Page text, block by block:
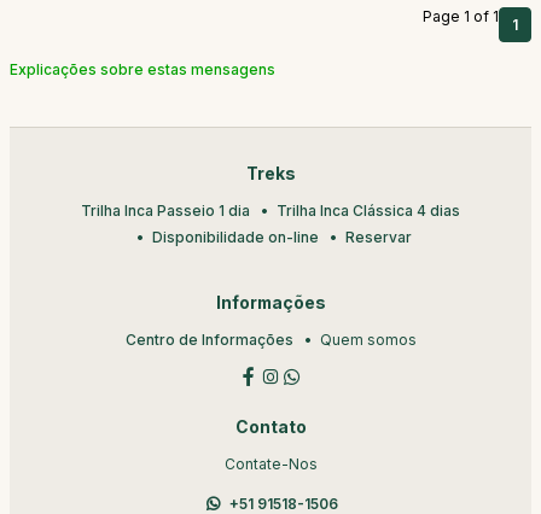
Page 1 of 1 1
Explicações sobre estas mensagens
Treks
Trilha Inca Passeio 1 dia
Trilha Inca Clássica 4 dias
Disponibilidade on-line
Reservar
Informações
Centro de Informações Quem somos
Contato
Contate-Nos
+51 91518-1506